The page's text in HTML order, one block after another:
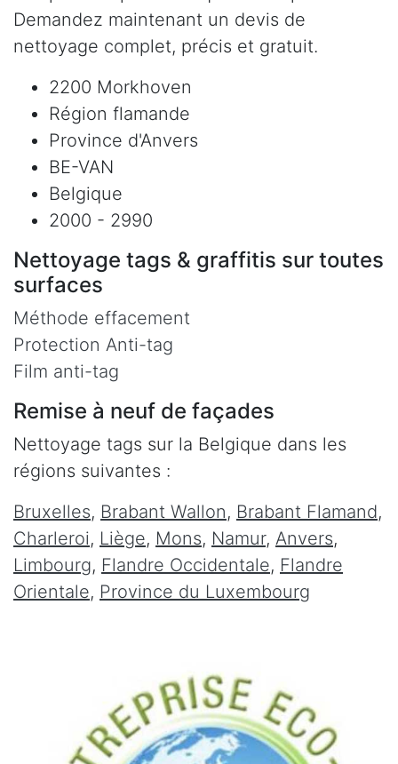
Demandez maintenant un devis de
nettoyage complet, précis et gratuit.
2200 Morkhoven
Région flamande
Province d'Anvers
BE-VAN
Belgique
2000 - 2990
Nettoyage tags & graffitis sur toutes
surfaces
Méthode effacement
Protection Anti-tag
Film anti-tag
Remise à neuf de façades
Nettoyage tags sur la Belgique dans les
régions suivantes :
Bruxelles, Brabant Wallon, Brabant Flamand,
Charleroi, Liège, Mons, Namur, Anvers,
Limbourg, Flandre Occidentale, Flandre
Orientale, Province du Luxembourg